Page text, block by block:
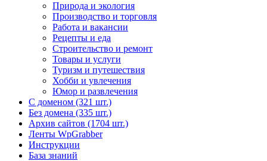
Природа и экология
Производство и торговля
Работа и вакансии
Рецепты и еда
Строительство и ремонт
Товары и услуги
Туризм и путешествия
Хобби и увлечения
Юмор и развлечения
С доменом (321 шт.)
Без домена (335 шт.)
Архив сайтов (1704 шт.)
Ленты WpGrabber
Инструкции
База знаний